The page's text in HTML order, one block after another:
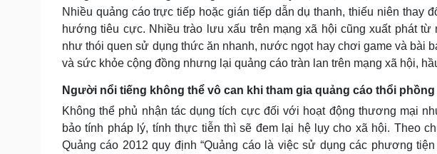
Nhiều quảng cáo trực tiếp hoặc gián tiếp dẫn dụ thanh, thiếu niên thay
hướng tiêu cực. Nhiều trào lưu xấu trên mạng xã hội cũng xuất phát
như thói quen sử dụng thức ăn nhanh, nước ngọt hay chơi game và bài
và sức khỏe cộng đồng nhưng lại quảng cáo tràn lan trên mạng xã hội,
Người nổi tiếng không thể vô can khi tham gia quảng cáo thổi
Không thể phủ nhận tác dụng tích cực đối với hoạt động thương mại
bảo tính pháp lý, tính thực tiễn thì sẽ đem lại hệ lụy cho xã hội. Theo
Quảng cáo 2012 quy định “Quảng cáo là việc sử dụng các phương